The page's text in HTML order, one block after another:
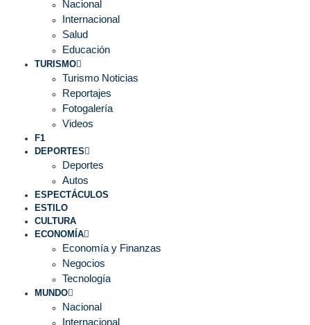
Nacional
Internacional
Salud
Educación
TURISMO
Turismo Noticias
Reportajes
Fotogalería
Videos
F1
DEPORTES
Deportes
Autos
ESPECTÁCULOS
ESTILO
CULTURA
ECONOMÍA
Economía y Finanzas
Negocios
Tecnología
MUNDO
Nacional
Internacional